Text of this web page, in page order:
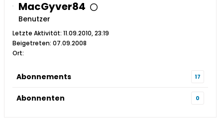
MacGyver84
Benutzer
Letzte Aktivität: 11.09.2010, 23:19
Beigetreten: 07.09.2008
Ort:
Abonnements 17
Abonnenten 0